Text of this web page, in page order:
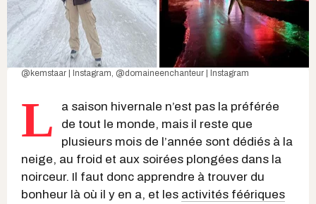
@kemstaar | Instagram, @domaineenchanteur | Instagram
L
a saison hivernale n’est pas la préférée
de tout le monde, mais il reste que
plusieurs mois de l’année sont dédiés à la
neige, au froid et aux soirées plongées dans la
noirceur. Il faut donc apprendre à trouver du
bonheur là où il y en a, et les activités féériques